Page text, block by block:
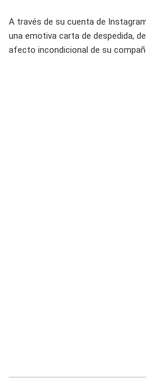
A través de su cuenta de
una emotiva carta de despedida,
afecto incondicional de su